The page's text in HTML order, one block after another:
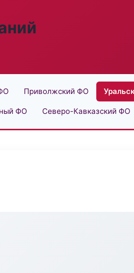
Приволжский ФО
ФО Северо-Кавказский ФО